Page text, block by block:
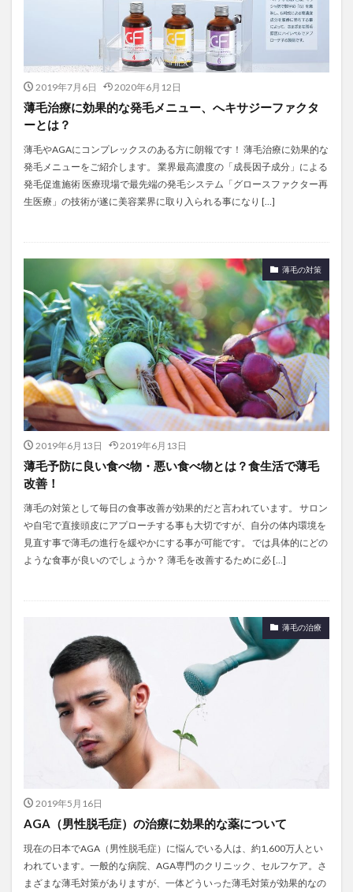
2019年7月6日 2020年6月12日
薄毛治療に効果的な発毛メニュー、へキサジーファクタ
ーとは？
薄毛やAGAにコンプレックスのある方に朗報です！ 薄毛治療に効果的な
発毛メニューをご紹介します。 業界最高濃度の「成長因子成分」による
発毛促進施術 医療現場で最先端の発毛システム「グロースファクター再
生医療」の技術が遂に美容業界に取り入られる事になり […]
薄毛の対策
2019年6月13日 2019年6月13日
薄毛予防に良い食べ物・悪い食べ物とは？食生活で薄毛
改善！
薄毛の対策として毎日の食事改善が効果的だと言われています。 サロン
や自宅で直接頭皮にアプローチする事も大切ですが、自分の体内環境を
見直す事で薄毛の進行を緩やかにする事が可能です。 では具体的にどの
ような食事が良いのでしょうか？ 薄毛を改善するために必 […]
薄毛の治療
2019年5月16日
AGA（男性脱毛症）の治療に効果的な薬について
現在の日本でAGA（男性脱毛症）に悩んでいる人は、約1,600万人とい
われています。一般的な病院、AGA専門のクリニック、セルフケア。さ
まざまな薄毛対策がありますが、一体どういった薄毛対策が効果的なの